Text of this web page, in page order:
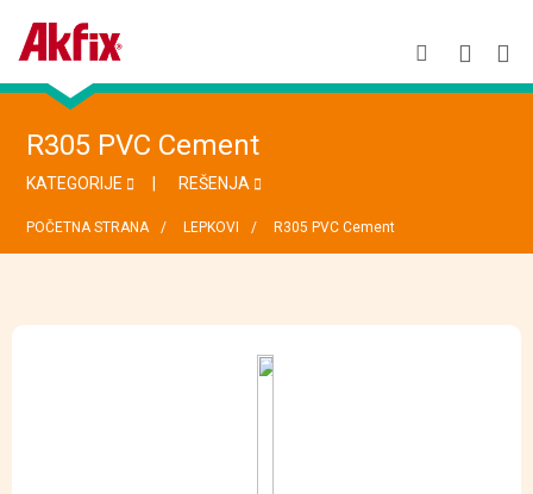
R305 PVC Cement
KATEGORIJE REŠENJA
POČETNA STRANA LEPKOVI R305 PVC Cement